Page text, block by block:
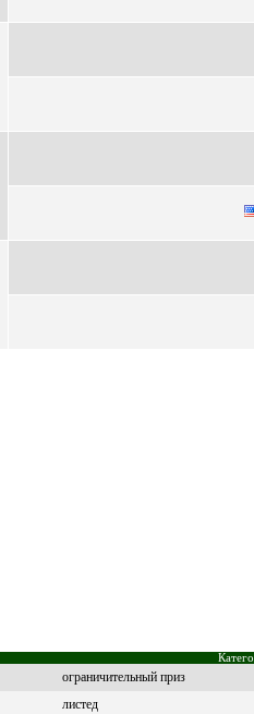
ограничительный приз
листед